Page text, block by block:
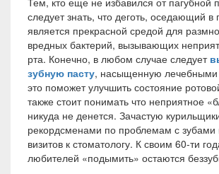
следует знать, что деготь, оседающий в
является прекрасной средой для
вредных бактерий, вызывающих
рта. Конечно, в любом случае следует
зубную пасту, насыщенную
это поможет улучшить состояние
также стоит понимать что неприятное
никуда не денется. Зачастую
рекордсменами по проблемам с зубами
визитов к стоматологу. К своим 60-ти
любителей «подымить» остаются